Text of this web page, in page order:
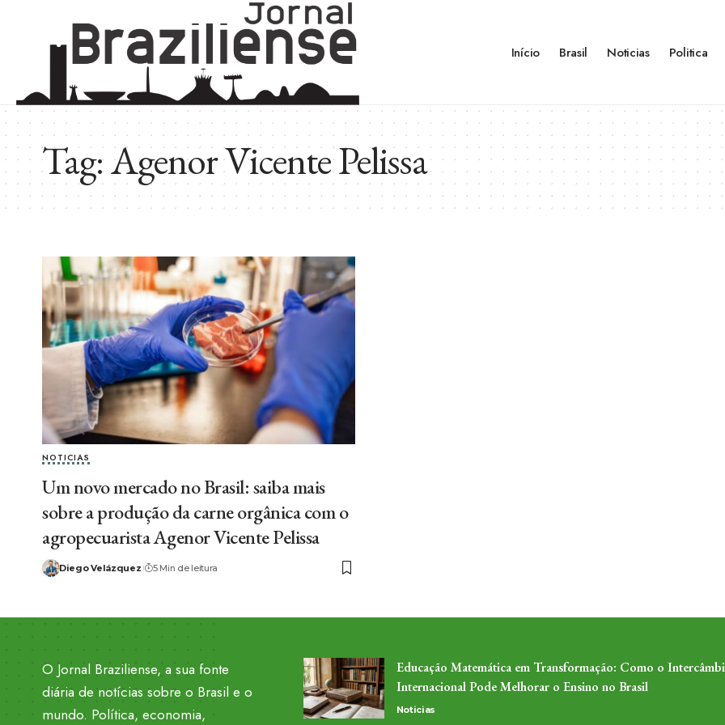
Início Brasil Noticias Politica
Tag:Agenor Vicente Pelissa
NOTICIAS
Um novo mercado no Brasil: saiba mais
sobre a produção da carne orgânica com o
agropecuarista Agenor Vicente Pelissa
Diego Velázquez 5 Min de leitura
O Jornal Braziliense, a sua fonte
diária de notícias sobre o Brasil e o
mundo. Política, economia,
Educação Matemática em Transformação: Como o
Internacional Pode Melhorar o Ensino no Brasil
Noticias